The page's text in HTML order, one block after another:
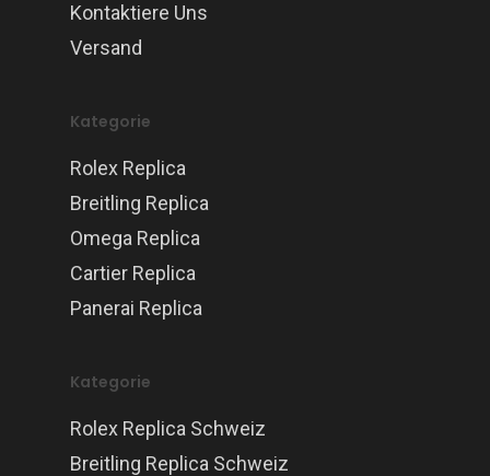
Kontaktiere Uns
Versand
Kategorie
Rolex Replica
Breitling Replica
Omega Replica
Cartier Replica
Panerai Replica
Kategorie
Rolex Replica Schweiz
Breitling Replica Schweiz